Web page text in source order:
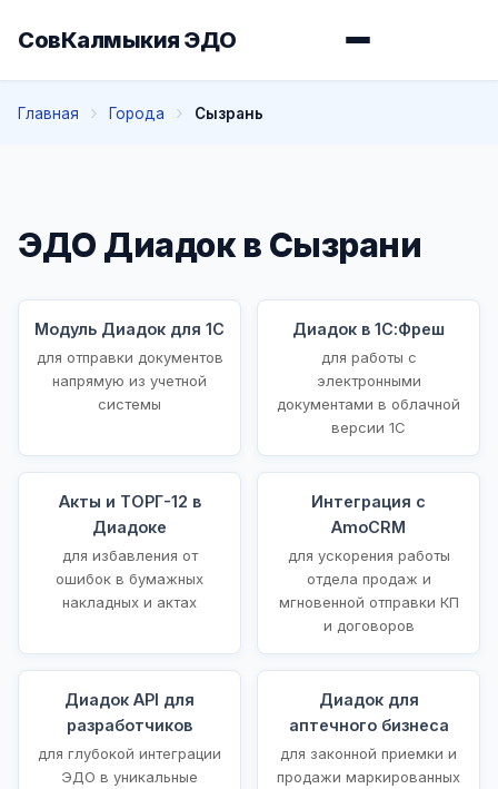
СовКалмыкия ЭДО
Главная Города Сызрань
ЭДО Диадок в Сызрани
Модуль Диадок для 1С
для отправки документов
напрямую из учетной
системы
Диадок в 1С:Фреш
для работы с
электронными
документами в облачной
версии 1С
Акты и ТОРГ-12 в
Диадоке
для избавления от
ошибок в бумажных
накладных и актах
Интеграция с
AmoCRM
для ускорения работы
отдела продаж и
мгновенной отправки КП
и договоров
Диадок API для
разработчиков
для глубокой интеграции
ЭДО в уникальные
Диадок для
аптечного бизнеса
для законной приемки и
продажи маркированных